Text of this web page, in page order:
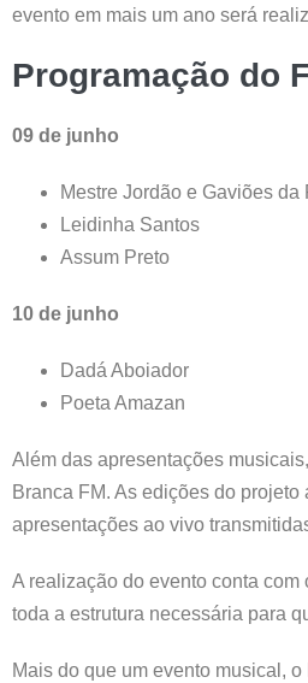
evento em mais um ano será
Programação do
09 de junho
Mestre Jordão e Gaviões da
Leidinha Santos
Assum Preto
10 de junho
Dadá Aboiador
Poeta Amazan
Além das apresentações
Branca FM. As edições do
apresentações ao vivo
A realização do evento conta
toda a estrutura necessária para
Mais do que um evento musical,